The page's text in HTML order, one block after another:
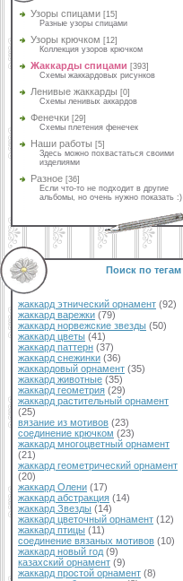
Узоры спицами [15]
Разные узоры спицами
Узоры крючком [12]
Коллекция узоров крючком
Жаккарды спицами [393]
Схемы жаккардовых рисунков
Ленивые жаккарды [0]
Схемы ленивых аккардов
Фенечки [29]
Схемы плетения фенечек
Наши работы [5]
Здесь можно похвастаться своими
изделиями
Разное [36]
Если что-то не подходит в другие
альбомы, но очень нужно показать :)
Поиск по тегам
жаккард этнический орнамент (92)
жаккард варежки (79)
жаккард норвежские звезды (50)
жаккард цветы (41)
жаккард паттерн (37)
жаккард снежинки (36)
жаккардовый орнамент (35)
жаккард животные (35)
жаккард геометрия (29)
жаккард растительный орнамент
(25)
вязание из мотивов (23)
соединение крючком (23)
жаккард многоцветный орнамент
(21)
жаккард геометрический орнамент
(20)
жаккард Олени (17)
жаккард абстракция (14)
жаккард Звезды (14)
жаккард цветочный орнамент (12)
жаккард птицы (11)
соединение вязаных мотивов (10)
жаккард новый год (9)
казахский орнамент (9)
жаккард простой орнамент (8)